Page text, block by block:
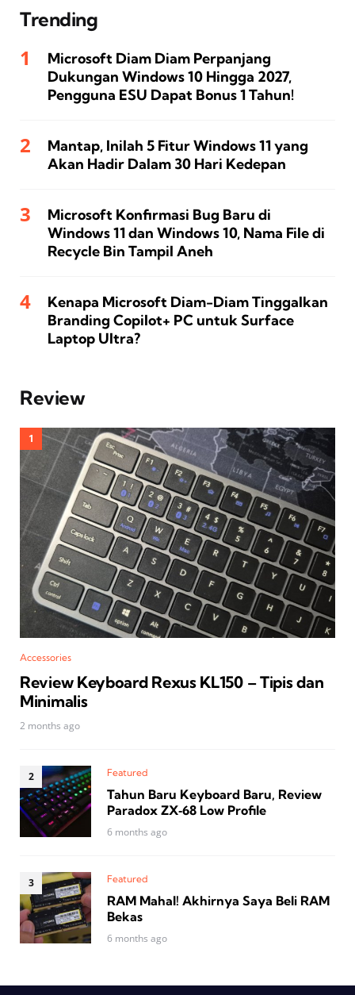
Trending
Microsoft Diam Diam Perpanjang
Dukungan Windows 10 Hingga 2027,
Pengguna ESU Dapat Bonus 1 Tahun!
Mantap, Inilah 5 Fitur Windows 11 yang
Akan Hadir Dalam 30 Hari Kedepan
Microsoft Konfirmasi Bug Baru di
Windows 11 dan Windows 10, Nama File di
Recycle Bin Tampil Aneh
Kenapa Microsoft Diam-Diam Tinggalkan
Branding Copilot+ PC untuk Surface
Laptop Ultra?
Review
Accessories
Review Keyboard Rexus KL150 – Tipis dan
Minimalis
2 months ago
Featured
Tahun Baru Keyboard Baru, Review
Paradox ZX‑68 Low Profile
6 months ago
Featured
RAM Mahal! Akhirnya Saya Beli RAM
Bekas
6 months ago